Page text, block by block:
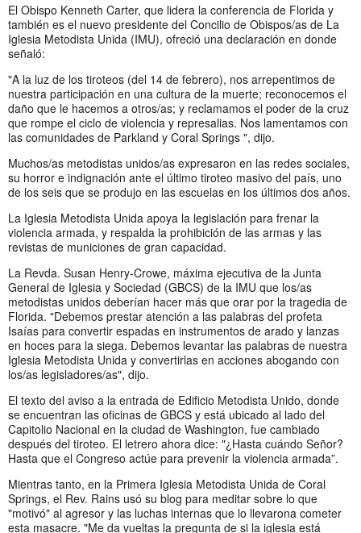
El Obispo Kenneth Carter, que lidera la conferencia de Florida y
también es el nuevo presidente del Concilio de Obispos/as de La
Iglesia Metodista Unida (IMU), ofreció una declaración en donde
señaló:
"A la luz de los tiroteos (del 14 de febrero), nos arrepentimos de
nuestra participación en una cultura de la muerte; reconocemos el
daño que le hacemos a otros/as; y reclamamos el poder de la cruz
que rompe el ciclo de violencia y represalias. Nos lamentamos con
las comunidades de Parkland y Coral Springs ", dijo.
Muchos/as metodistas unidos/as expresaron en las redes sociales,
su horror e indignación ante el último tiroteo masivo del país, uno
de los seis que se produjo en las escuelas en los últimos dos años.
La Iglesia Metodista Unida apoya la legislación para frenar la
violencia armada, y respalda la prohibición de las armas y las
revistas de municiones de gran capacidad.
La Revda. Susan Henry-Crowe, máxima ejecutiva de la Junta
General de Iglesia y Sociedad (GBCS) de la IMU que los/as
metodistas unidos deberían hacer más que orar por la tragedia de
Florida. "Debemos prestar atención a las palabras del profeta
Isaías para convertir espadas en instrumentos de arado y lanzas
en hoces para la siega. Debemos levantar las palabras de nuestra
Iglesia Metodista Unida y convertirlas en acciones abogando con
los/as legisladores/as", dijo.
El texto del aviso a la entrada de Edificio Metodista Unido, donde
se encuentran las oficinas de GBCS y está ubicado al lado del
Capitolio Nacional en la ciudad de Washington, fue cambiado
después del tiroteo. El letrero ahora dice: "¿Hasta cuándo Señor?
Hasta que el Congreso actúe para prevenir la violencia armada”.
Mientras tanto, en la Primera Iglesia Metodista Unida de Coral
Springs, el Rev. Rains usó su blog para meditar sobre lo que
"motivó" al agresor y las luchas internas que lo llevarona cometer
esta masacre. "Me da vueltas la pregunta de si la iglesia está